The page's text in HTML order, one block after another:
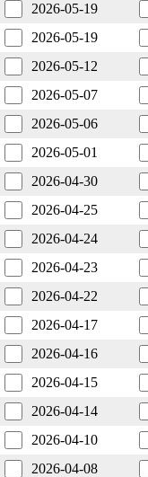
2026-05-19
2026-05-19
2026-05-12
2026-05-07
2026-05-06
2026-05-01
2026-04-30
2026-04-25
2026-04-24
2026-04-23
2026-04-22
2026-04-17
2026-04-16
2026-04-15
2026-04-14
2026-04-10
2026-04-08